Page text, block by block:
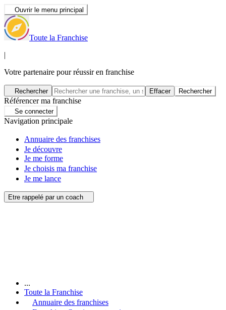
Ouvrir le menu principal
Toute la Franchise
|
Votre partenaire pour réussir en franchise
Rechercher Effacer Rechercher
Référencer ma franchise
Se connecter
Navigation principale
Annuaire des franchises
Je découvre
Je me forme
Je choisis ma franchise
Je me lance
Etre rappelé par un coach
...
Toute la Franchise
Annuaire des franchises